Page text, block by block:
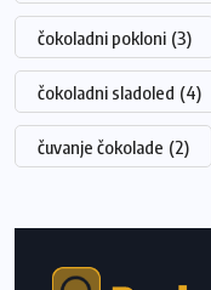
čokoladni pokloni (3)
čokoladni sladoled (4)
čuvanje čokolade (2)